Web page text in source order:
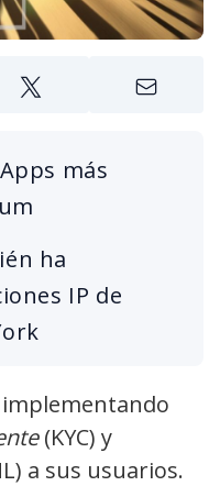
más
ha
IP de
implementando
(KYC) y
a sus usuarios.